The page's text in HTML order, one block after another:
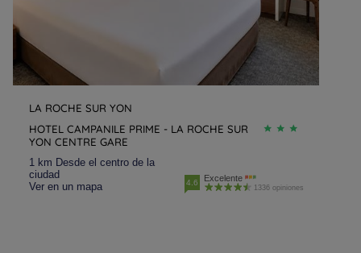
LA ROCHE SUR YON
HOTEL CAMPANILE PRIME - LA ROCHE SUR
YON CENTRE GARE
1 km Desde el centro de la
ciudad
Ver en un mapa
4.6 Excelente
1336 opiniones